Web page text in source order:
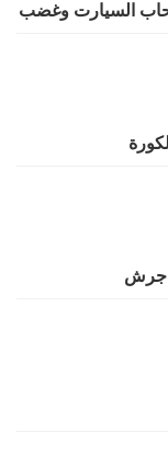
السيارت وغضب
جرش